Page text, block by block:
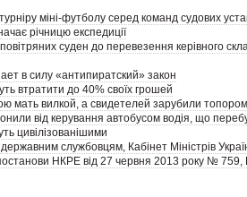
міні-футболу серед команд судових
річницю експедиції
повітряних суден до перевезення керівного
в силу «антипиратский» закон
втратити до 40% своїх грошей
мать вилкой, а свидетелей зарубили топором
від керування автобусом водія, що
цивілізованішими
службовцям, Кабінет Міністрів
НКРЕ від 27 червня 2013 року №